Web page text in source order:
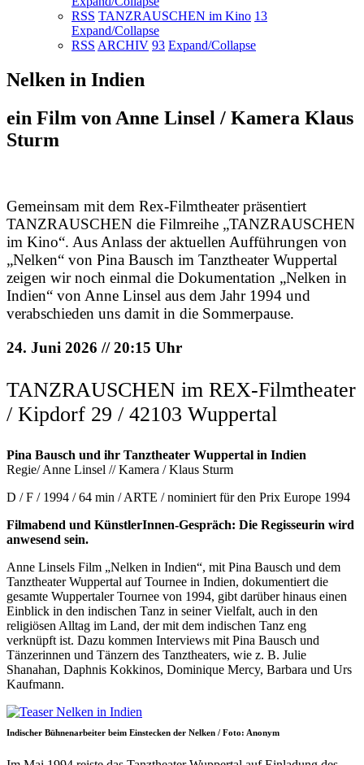
RSS TANZRAUSCHEN im Kino 13
Expand/Collapse
RSS ARCHIV 93 Expand/Collapse
Nelken in Indien
ein Film von Anne Linsel / Kamera Klaus
Sturm
Gemeinsam mit dem Rex-Filmtheater präsentiert
TANZRAUSCHEN die Filmreihe „TANZRAUSCHEN
im Kino“. Aus Anlass der aktuellen Aufführungen von
„Nelken“ von Pina Bausch im Tanztheater Wuppertal
zeigen wir noch einmal die Dokumentation „Nelken in
Indien“ von Anne Linsel aus dem Jahr 1994 und
verabschieden uns damit in die Sommerpause.
24. Juni 2026 // 20:15 Uhr
TANZRAUSCHEN im REX-Filmtheater
/ Kipdorf 29 / 42103 Wuppertal
Pina Bausch und ihr Tanztheater Wuppertal in Indien
Regie/ Anne Linsel // Kamera / Klaus Sturm
D / F / 1994 / 64 min / ARTE / nominiert für den Prix Europe 1994
Filmabend und KünstlerInnen-Gespräch: Die Regisseurin wird
anwesend sein.
Anne Linsels Film „Nelken in Indien“, mit Pina Bausch und dem
Tanztheater Wuppertal auf Tournee in Indien, dokumentiert die
gesamte Wuppertaler Tournee von 1994, gibt darüber hinaus einen
Einblick in den indischen Tanz in seiner Vielfalt, auch in den
religiösen Alltag im Land, der mit dem indischen Tanz eng
verknüpft ist. Dazu kommen Interviews mit Pina Bausch und
Tänzerinnen und Tänzern des Tanztheaters, wie z. B. Julie
Shanahan, Daphnis Kokkinos, Dominique Mercy, Barbara und Urs
Kaufmann.
Indischer Bühnenarbeiter beim Einstecken der Nelken / Foto: Anonym